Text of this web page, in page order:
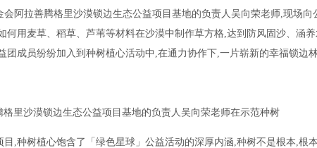
阿拉善腾格里沙漠锁边生态公益项目基地的负责人吴向荣老师,现场向
何用麦草、稻草、芦苇等材料在沙漠中制作草方格,达到防风固沙、涵
团成员纷纷加入到种树植心活动中,在通力协作下,一片崭新的幸福锁边
格里沙漠锁边生态公益项目基地的负责人吴向荣老师在示范种树
目,种树植心饱含了「绿色星球」公益活动的深厚内涵,种树不是根本,根